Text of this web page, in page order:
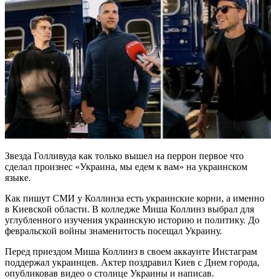
Звезда Голливуда как только вышел на перрон первое что
сделал произнес «Украина, мы едем к вам» на украинском
языке.
Как пишут СМИ у Коллинза есть украинские корни, а именно
в Киевской области. В колледже Миша Коллинз выбрал для
углубленного изучения украинскую историю и политику. До
февральской войны знаменитость посещал Украину.
Перед приездом Миша Коллинз в своем аккаунте Инстаграм
поддержал украинцев. Актер поздравил Киев с Днем города,
опубликовав видео о столице Украины и написав.